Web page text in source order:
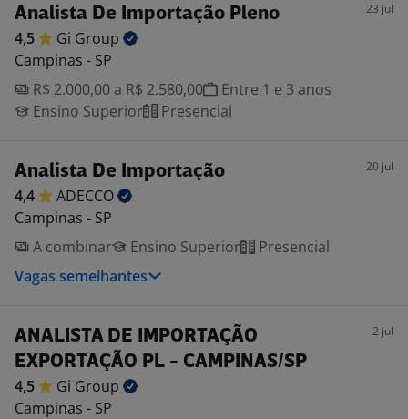
Analista De Importação Pleno 23 jul
4,5 Gi Group
Campinas - SP
R$ 2.000,00 a R$ 2.580,00
Entre 1 e 3 anos
Ensino Superior
Presencial
Analista De Importação 20 jul
4,4
ADECCO
Campinas - SP
A combinar
Ensino Superior
Presencial
Vagas semelhantes
ANALISTA DE IMPORTAÇÃO
EXPORTAÇÃO PL - CAMPINAS/SP
2 jul
4,5 Gi Group
Campinas - SP